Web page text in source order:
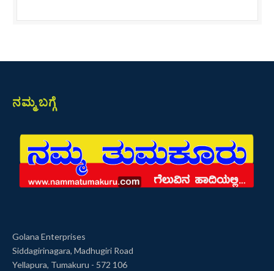
ನಮ್ಮ ಬಗ್ಗೆ
Golana Enterprises
Siddagirinagara, Madhugiri Road
Yellapura, Tumakuru - 572 106